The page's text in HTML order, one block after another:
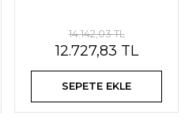
14.142,03 TL
12.727,83 TL
SEPETE EKLE